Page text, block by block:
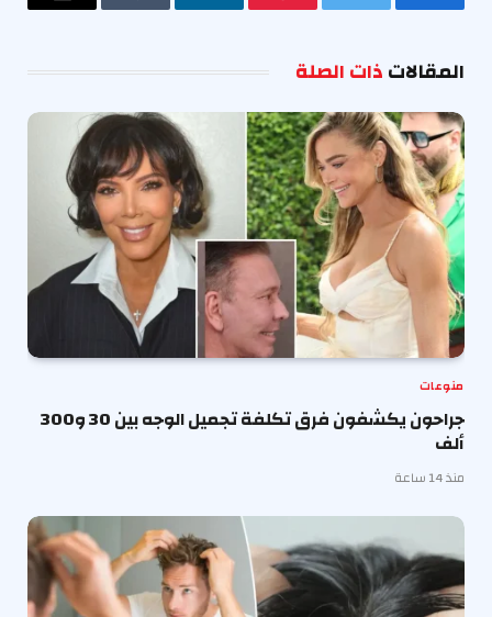
فيسبوك تويتر بينتيريستلينكدإن Tumblr
البريد
المقالاتذات الصلة
منوعات
جراحون يكشفون فرق تكلفة تجميل الوجه بين 30 و300
ألف
منذ 14 ساعة